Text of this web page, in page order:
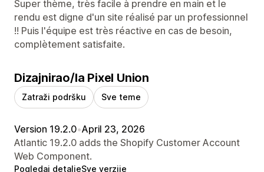
Super thème, très facile à prendre en main et le
rendu est digne d'un site réalisé par un professionnel
!! Puis l'équipe est très réactive en cas de besoin,
complètement satisfaite.
Dizajnirao/la Pixel Union
Zatraži podršku Sve teme
Version 19.2.0•April 23, 2026
Atlantic 19.2.0 adds the Shopify Customer Account
Web Component.
Pogledaj detaljeSve verzije